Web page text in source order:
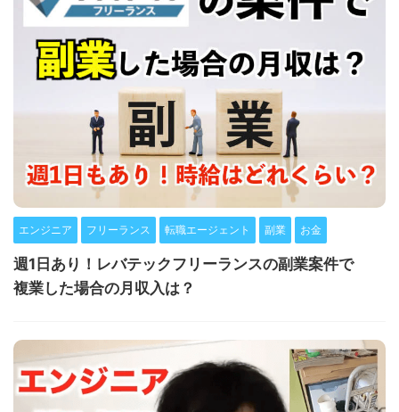
エンジニア フリーランス 転職エージェント 副業 お金
週1日あり！レバテックフリーランスの副業案件で
複業した場合の月収入は？